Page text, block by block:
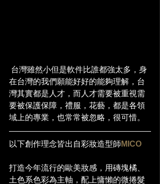
在台灣的我們願能好好的能夠理解，台
灣其實都是人才，而人才需要被重視需
要被保護保障，禮服，花藝，都是各領
域上的專業，也常常被忽略，很可惜。
以下創作理念皆出自彩妝造型師 MICO
打造今年流行的歐美妝感，用磚塊橘、
土色系色彩為主軸，配上慵懶的微捲髮